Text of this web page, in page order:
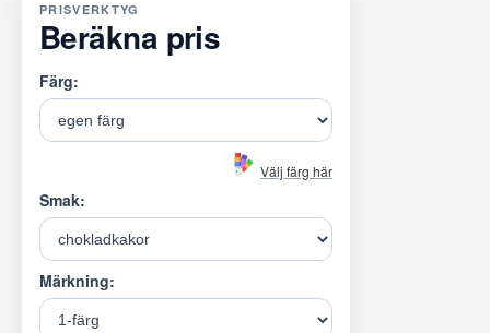
PRISVERKTYG
Beräkna pris
Färg:
Välj färg här
Smak:
Märkning: